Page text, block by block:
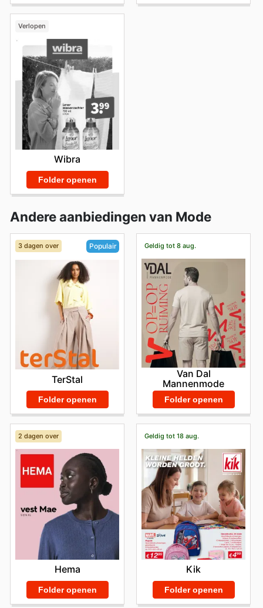
Verlopen
Wibra
Folder openen
Andere aanbiedingen van Mode
3 dagen over Populair
TerStal
Folder openen
Geldig tot 8 aug.
Van Dal
Mannenmode
Folder openen
2 dagen over
Hema
Folder openen
Geldig tot 18 aug.
Kik
Folder openen